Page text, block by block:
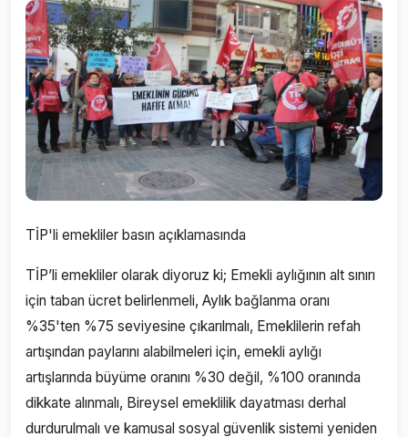
TİP'li emekliler basın açıklamasında
TİP’li emekliler olarak diyoruz ki; Emekli aylığının alt sınırı
için taban ücret belirlenmeli, Aylık bağlanma oranı
%35'ten %75 seviyesine çıkarılmalı, Emeklilerin refah
artışından paylarını alabilmeleri için, emekli aylığı
artışlarında büyüme oranını %30 değil, %100 oranında
dikkate alınmalı, Bireysel emeklilik dayatması derhal
durdurulmalı ve kamusal sosyal güvenlik sistemi yeniden